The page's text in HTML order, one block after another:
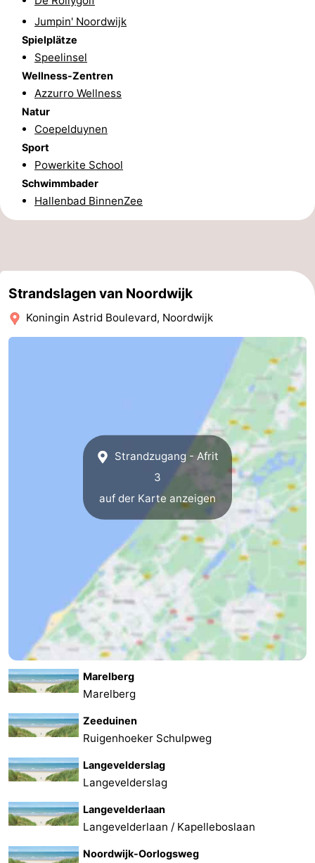
Leiden
Bollenstreek
Natur
Hollands
Duin
Katwijk
Scheveningen
Den
Jumpin' Noordwijk
Spielplätze
Speelinsel
Wellness-Zentren
Azzurro Wellness
Natur
Coepelduynen
Sport
Powerkite School
Schwimmbader
Hallenbad BinnenZee
Strandslagen van Noordwijk
Koningin Astrid Boulevard, Noordwijk
Strandzugang - Afrit
3
auf der Karte anzeigen
Marelberg
Marelberg
Zeeduinen
Ruigenhoeker Schulpweg
Langevelderslag
Langevelderslag
Langevelderlaan
Langevelderlaan / Kapelleboslaan
Noordwijk-Oorlogsweg